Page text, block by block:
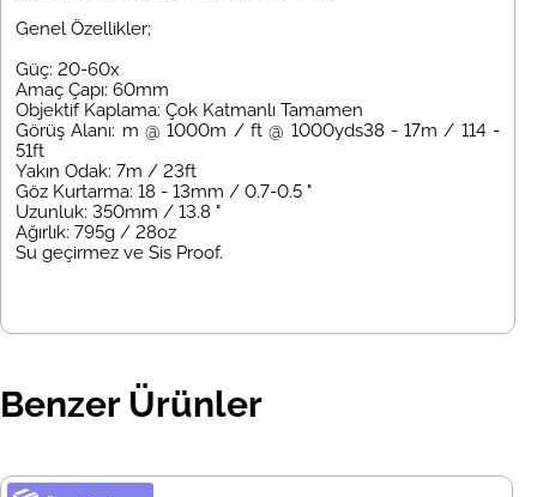
Genel Özellikler;
Güç: 20-60x
Amaç Çapı: 60mm
Objektif Kaplama: Çok Katmanlı Tamamen
Görüş Alanı: m @ 1000m / ft @ 1000yds38 - 17m / 114 -
51ft
Yakın Odak: 7m / 23ft
Göz Kurtarma: 18 - 13mm / 0.7-0.5 "
Uzunluk: 350mm / 13.8 "
Ağırlık: 795g / 28oz
Su geçirmez ve Sis Proof.
Benzer Ürünler